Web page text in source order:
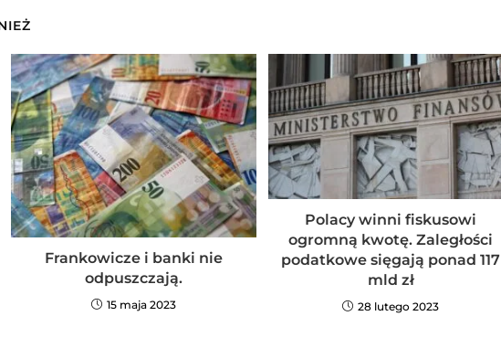
Frankowicze i banki nie
odpuszczają.
15 maja 2023
Polacy winni fiskusowi
ogromną kwotę. Zaległości
podatkowe sięgają ponad 117
mld zł
28 lutego 2023